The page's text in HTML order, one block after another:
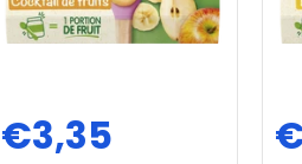
€3,35